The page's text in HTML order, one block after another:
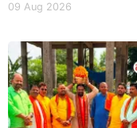
09 Aug 2026